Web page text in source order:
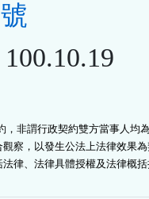
100.10.19
，非謂行政契約雙方當事人均
察，以發生公法上法律效果
法律、法律具體授權及法律概